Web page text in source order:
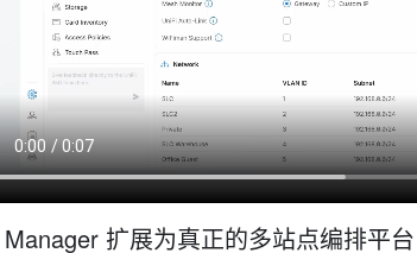
扩展为真正的多站点编排平台